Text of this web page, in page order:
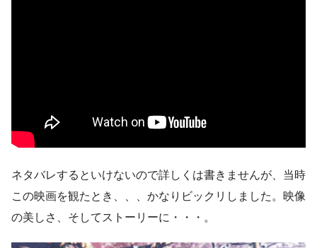
ネタバレするといけないので詳しくは書きませんが、当時
この映画を観たとき、、、かなりビックリしました。映像
の美しさ、そしてストーリーに・・・。